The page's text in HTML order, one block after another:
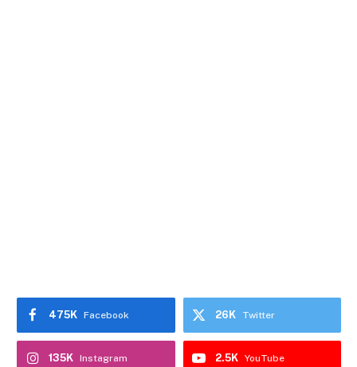
Facebook
475K Twitter
26K
Instagram
135K YouTube
2.5K